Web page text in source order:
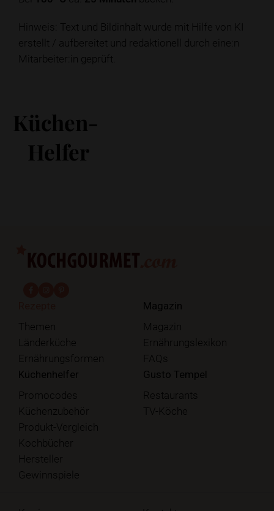
Hinweis: Text und Bildinhalt wurde mit Hilfe von KI
erstellt / aufbereitet und redaktionell durch eine:n
Mitarbeiter:in geprüft.
Küchen-
Helfer
Themen
Länderküche
Ernährungsformen
Magazin
Magazin
Ernährungslexikon
FAQs
Küchenhelfer
Promocodes
Küchenzubehör
Produkt-Vergleich
Kochbücher
Hersteller
Gewinnspiele
Gusto Tempel
Restaurants
TV-Köche